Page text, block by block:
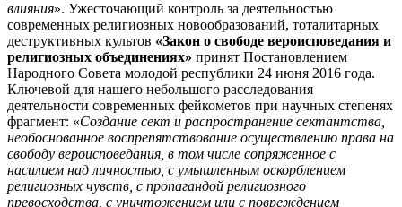
влияния». Ужесточающий контроль за деятельностью
современных религиозных новообразований, тоталитарных
деструктивных культов «Закон о свободе вероисповедания и
религиозных объединениях» принят Постановлением
Народного Совета молодой республики 24 июня 2016 года.
Ключевой для нашего небольшого расследования
деятельности современных фейкометов при научных степенях
фрагмент: «Создание сект и распространение сектантства,
необоснованное воспрепятствование осуществлению права на
свободу вероисповедания, в том числе сопряженное с
насилием над личностью, с умышленным оскорблением
религиозных чувств, с пропагандой религиозного
превосходства, с уничтожением или с повреждением